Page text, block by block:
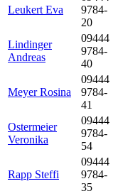
Leukert Eva
9784-
20
Lindinger
Andreas
09444
9784-
40
Meyer Rosina
09444
9784-
41
Ostermeier
Veronika
09444
9784-
54
Rapp Steffi
09444
9784-
35